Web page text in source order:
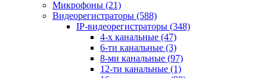
Микрофоны (21)
Видеорегистраторы (588)
IP-видеорегистраторы (348)
4-х канальные (47)
6-ти канальные (3)
8-ми канальные (97)
12-ти канальные (1)